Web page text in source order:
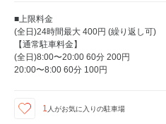
■上限料金
(全日)24時間最大 400円 (繰り返し可)
【通常駐車料金】
(全日)8:00〜20:00 60分 200円
20:00〜8:00 60分 100円
1 人がお気に入りの駐車場